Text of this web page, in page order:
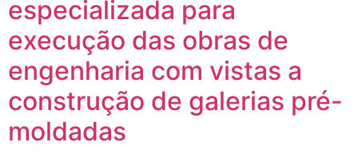
especializada para
execução das obras de
engenharia com vistas a
construção de galerias pré-
moldadas